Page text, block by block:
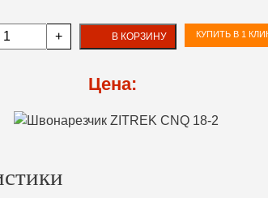
+ В КОРЗИНУ КУПИТЬ В 1
Цена: